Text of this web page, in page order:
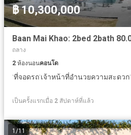
฿ 10,300,000
ถลาง
2 ห้องนอนคอนโด
·ที่จอดรถ·เจ้าหน้าที่อำนวยความสะดวก·
เป็นครั้งแรกเมื่อ 2 สัปดาห์ที่แล้ว
1 /11